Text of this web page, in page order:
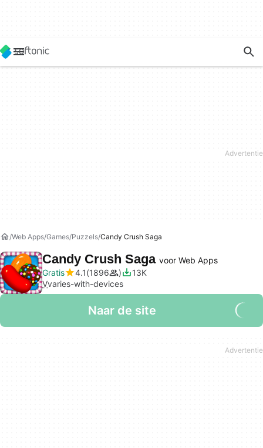
Web Apps Games Puzzels Candy Crush Saga
Candy Crush Saga voor Web Apps
Gratis
4.1 1896
13K
Vvaries-with-devices
Naar de site